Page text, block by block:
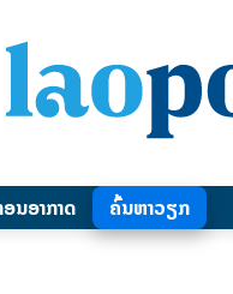
ນອາກາດ ຄົ້ນຫາວຽກ